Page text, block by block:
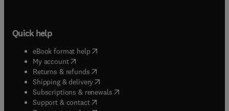
Quick help
eBook format help( opens in new tab/window
My account( opens in new tab/window
Returns & refunds( opens in new tab/window
Shipping & delivery(opens in new tab/window
Subscriptions & renewals( opens in new tab/window
Support & contact( opens in new tab/window